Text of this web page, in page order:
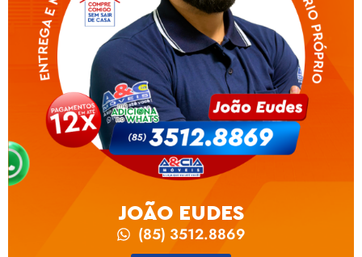
JOÃO EUDES
(85) 3512.8869